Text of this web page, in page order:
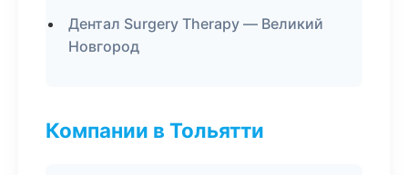
Дентал Surgery Therapy — Великий
Новгород
Компании в Тольятти